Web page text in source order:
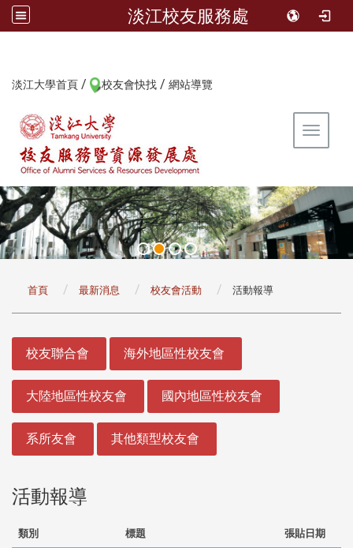
淡江校友服務處
淡江大學首頁 / 校友會快找 / 網站導覽
Toggle
首頁 最新消息 校友會活動 活動報導
校友聯合會 海外地區性校友會
大陸地區性校友會 國內地區性校友會
系所友會 其他類型校友會
活動報導
類別 標題 張貼日期